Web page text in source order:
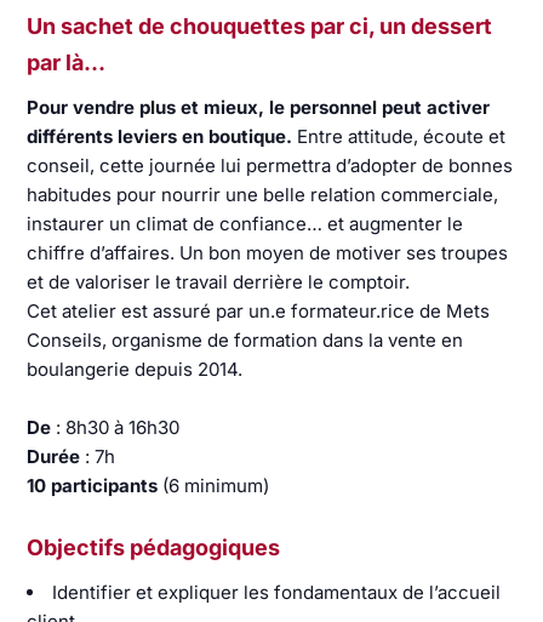
Un sachet de chouquettes par ci, un dessert
par là…
Pour vendre plus et mieux, le personnel peut activer
différents leviers en boutique. Entre attitude, écoute et
conseil, cette journée lui permettra d’adopter de bonnes
habitudes pour nourrir une belle relation commerciale,
instaurer un climat de confiance… et augmenter le
chiffre d’affaires. Un bon moyen de motiver ses troupes
et de valoriser le travail derrière le comptoir.
Cet atelier est assuré par un.e formateur.rice de Mets
Conseils, organisme de formation dans la vente en
boulangerie depuis 2014.
De : 8h30 à 16h30
Durée : 7h
10 participants (6 minimum)
Objectifs pédagogiques
Identifier et expliquer les fondamentaux de l’accueil